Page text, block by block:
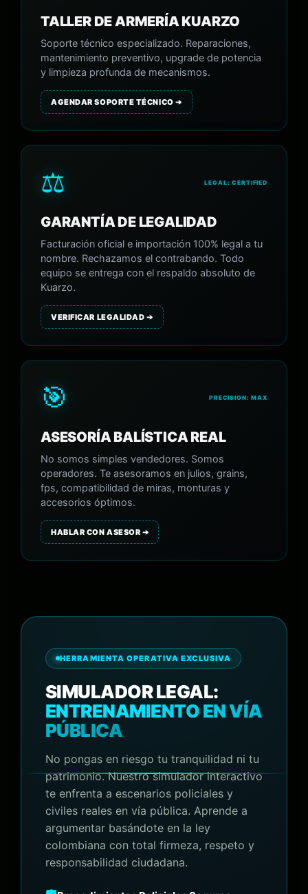
TALLER DE ARMERÍA KUARZO
Soporte técnico especializado. Reparaciones,
mantenimiento preventivo, upgrade de potencia
y limpieza profunda de mecanismos.
AGENDAR SOPORTE TÉCNICO ➔
⚖️ LEGAL: CERTIFIED
GARANTÍA DE LEGALIDAD
Facturación oficial e importación 100% legal a tu
nombre. Rechazamos el contrabando. Todo
equipo se entrega con el respaldo absoluto de
Kuarzo.
VERIFICAR LEGALIDAD ➔
🎯 PRECISION: MAX
ASESORÍA BALÍSTICA REAL
No somos simples vendedores. Somos
operadores. Te asesoramos en julios, grains,
fps, compatibilidad de miras, monturas y
accesorios óptimos.
HABLAR CON ASESOR ➔
HERRAMIENTA OPERATIVA EXCLUSIVA
SIMULADOR LEGAL:
ENTRENAMIENTO EN VÍA
PÚBLICA
No pongas en riesgo tu tranquilidad ni tu
patrimonio. Nuestro simulador interactivo
te enfrenta a escenarios policiales y
civiles reales en vía pública. Aprende a
argumentar basándote en la ley
colombiana con total firmeza, respeto y
responsabilidad ciudadana.